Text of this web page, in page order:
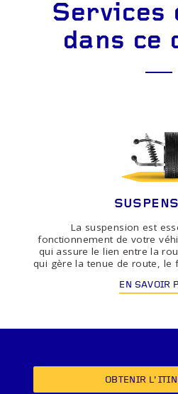
Services
dans ce
La suspension est
fonctionnement de votre
qui assure le lien entre la
qui gère la tenue de route, le
EN SAVOIR
OBTENIR